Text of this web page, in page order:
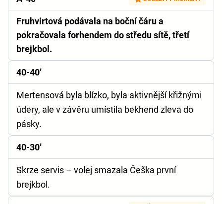
Fruhvirtová podávala na boční čáru a
pokračovala forhendem do středu sítě, třetí
brejkbol.
40-40’
Mertensová byla blízko, byla aktivnější křižnými
údery, ale v závěru umístila bekhend zleva do
pásky.
40-30’
Skrze servis – volej smazala Češka první
brejkbol.